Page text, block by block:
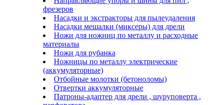
фрезеров
Насадки и экстракторы для пылеудаления
Насадки мешалки (миксеры) для дрели
Ножи для ножниц по металлу и расходные
материалы
Ножи для рубанка
Ножницы по металлу электрические
(аккумуляторные)
Отбойные молотки (бетоноломы)
Отвертки аккумуляторные
Патроны-адаптер для дрели , шуруповерта ,